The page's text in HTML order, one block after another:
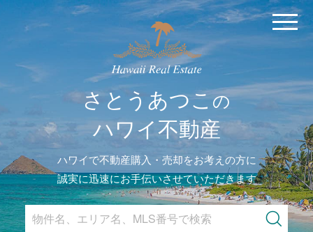
MENU
さとうあつこの
ハワイ不動産
ハワイで不動産購入・売却をお考えの方に
誠実に迅速にお手伝いさせていただきます
Search